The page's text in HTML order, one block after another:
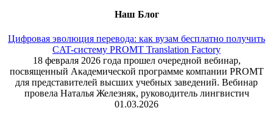
Наш Блог
Цифровая эволюция перевода: как вузам бесплатно получить
CAT-систему PROMT Translation Factory
18 февраля 2026 года прошел очередной вебинар,
посвященный Академической программе компании PROMT
для представителей высших учебных заведений. Вебинар
провела Наталья Железняк, руководитель лингвистич
01.03.2026